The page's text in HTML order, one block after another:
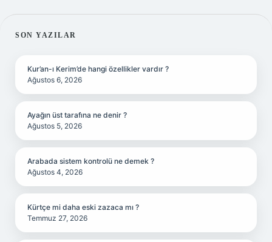
SIDEBAR
SON YAZILAR
Kur’an-ı Kerim’de hangi özellikler vardır ?
Ağustos 6, 2026
Ayağın üst tarafına ne denir ?
Ağustos 5, 2026
Arabada sistem kontrolü ne demek ?
Ağustos 4, 2026
Kürtçe mi daha eski zazaca mı ?
Temmuz 27, 2026